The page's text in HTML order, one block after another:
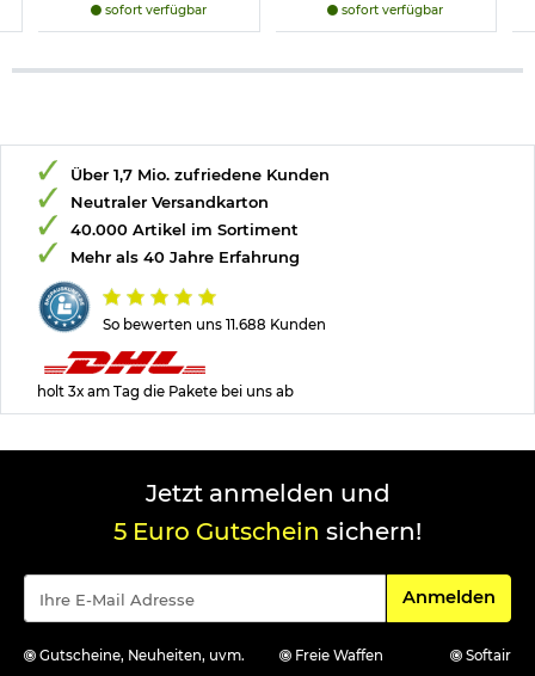
sofort verfügbar sofort verfügbar
So bewerten uns 11.688 Kunden
Über 1,7 Mio. zufriedene Kunden
Neutraler Versandkarton
40.000 Artikel im Sortiment
Mehr als 40 Jahre Erfahrung
holt 3x am Tag die Pakete bei uns ab
Jetzt anmelden und
5 Euro Gutschein sichern!
Für den
Anmelden
Gutscheine, Neuheiten, uvm. Freie Waffen
Softair